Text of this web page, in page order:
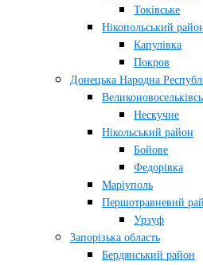
Токівське
Нікопольський
Капулівка
Покров
Донецька Народна
Нескучне
Нікольський район
Бойове
Федорівка
Маріуполь
Першотравневий
Урзуф
Запорізька область
Бердянський район